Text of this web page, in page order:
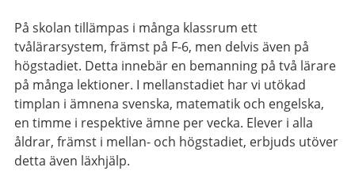
På skolan tillämpas i många klassrum ett
tvålärarsystem, främst på F-6, men delvis även på
högstadiet. Detta innebär en bemanning på två lärare
på många lektioner. I mellanstadiet har vi utökad
timplan i ämnena svenska, matematik och engelska,
en timme i respektive ämne per vecka. Elever i alla
åldrar, främst i mellan- och högstadiet, erbjuds utöver
detta även läxhjälp.